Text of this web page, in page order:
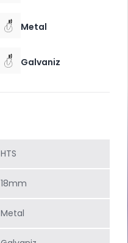
Metal
Galvaniz
HTS
18mm
Metal